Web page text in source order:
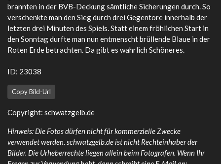
brannten in der BVB-Deckung sämtliche Sicherungen durch. So
verschenkte man den Sieg durch drei Gegentore innerhalb der
letzten drei Minuten des Spiels. Statt einem fröhlichen Start in
den Sonntag durfte man nun entmenscht brüllende Blaue in der
Roten Erde betrachten. Da gibt es wahrlich Schöneres.
ID: 23038
Copy Bild-Url
Copyright: schwatzgelb.de
Hinweis: Die Fotos dürfen nicht für kommerzielle Zwecke
verwendet werden. schwatzgelb.de ist nicht Rechteinhaber der
Bilder. Die Urheberrechte liegen allein beim Fotografen. Wenn Ihr